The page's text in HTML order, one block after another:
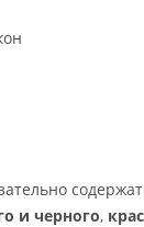
и черного,